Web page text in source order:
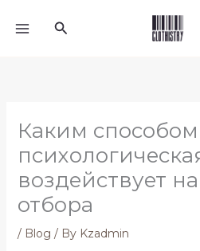
Search
Каким способом
воздействует
отбора
/ Blog / By Kzadmin